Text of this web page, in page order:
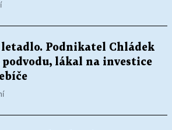
Podnikatel Chládek
podvodu, lákal na investice